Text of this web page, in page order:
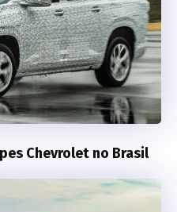
Chevrolet no Brasil